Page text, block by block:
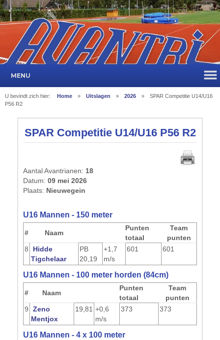
MENU
U bevindt zich hier: Home » Uitslagen » 2026 »
SPAR Competitie U14/U16
P56 R2
SPAR Competitie U14/U16 P56 R2
Aantal Avantrianen: 18
Datum: 09 mei 2026
Plaats: Nieuwegein
U16 Mannen - 150 meter
# Naam
Punten
totaal
Team
punten
8
Hidde
Tigchelaar
PB
20,19
+1,7
m/s
601 601
U16 Mannen - 100 meter horden (84cm)
# Naam
Punten
totaal
Team
punten
9
Zeno
Mentjox
19,81 +0,6
m/s
373 373
U16 Mannen - 4 x 100 meter